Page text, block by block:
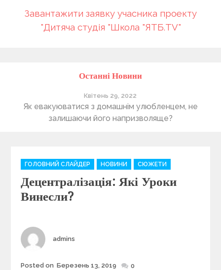
Завантажити заявку учасника проекту
"Дитяча студія "Школа "ЯТБ.TV"
Останні Новини
Квітень 29, 2022
Як евакуюватися з домашнім улюбленцем, не
залишаючи його напризволяще?
C
a
t
e
g
i
e
ГОЛОВНИЙ СЛАЙДЕР НОВИНИ СЮЖЕТИ
Децентралізація: Які Уроки
Винесли?
Author
admins
Posted
Posted on Березень 13, 2019 0